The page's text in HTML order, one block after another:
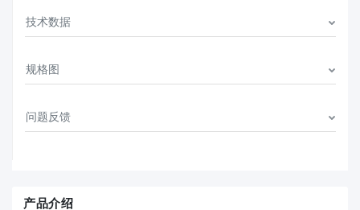
技术数据
规格图
问题反馈
产品介绍